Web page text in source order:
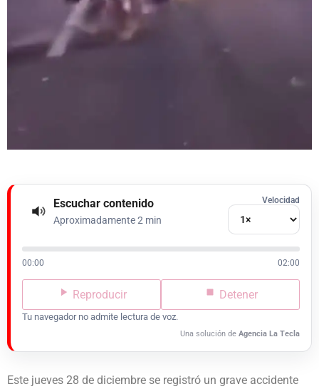
Escuchar contenido
Aproximadamente 2 min
Velocidad
00:00 02:00
Reproducir Detener
Tu navegador no admite lectura de voz.
Una solución de Agencia La Tecla
Este jueves 28 de diciembre se registró un grave accidente